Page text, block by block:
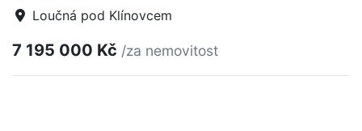
Loučná pod Klínovcem
7 195 000 Kč /za nemovitost